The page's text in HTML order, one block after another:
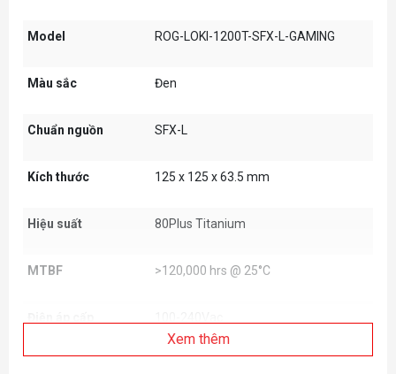
Model ROG-LOKI-1200T-SFX-L-GAMING
Màu sắc Đen
Chuẩn nguồn SFX-L
Kích thước 125 x 125 x 63.5 mm
Hiệu suất 80Plus Titanium
MTBF >120,000 hrs @ 25°C
Xem thêm